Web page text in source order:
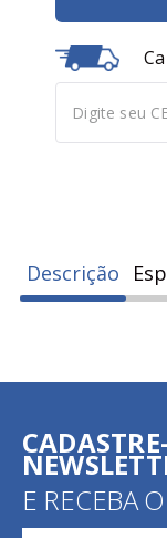
Descrição
E RECEBA